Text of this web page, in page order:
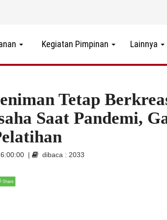
Kegiatan Pimpinan Lainnya
Tetap
Saat Pandemi,
|
dibaca : 2033